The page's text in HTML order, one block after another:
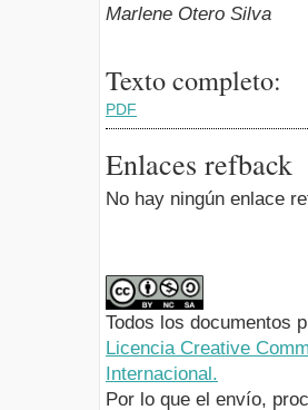
Marlene Otero Silva
Texto completo:
PDF
Enlaces refback
No hay ningún enlace
Todos los documentos
Licencia Creative
Internacional.
Por lo que el envío,